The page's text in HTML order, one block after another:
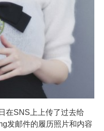
SNS上上传了过去给
发邮件的履历照片和内容